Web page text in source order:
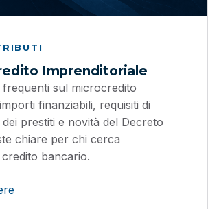
Imprenditoriale
frequenti sul microcredito
finanziabili, requisiti di
prestiti e novità del Decreto
chiare per chi cerca
credito bancario.